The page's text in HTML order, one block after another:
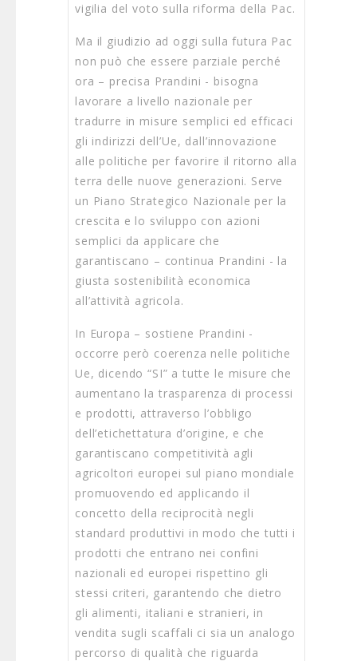
vigilia del voto sulla riforma della Pac.
Ma il giudizio ad oggi sulla futura Pac
non può che essere parziale perché
ora – precisa Prandini - bisogna
lavorare a livello nazionale per
tradurre in misure semplici ed efficaci
gli indirizzi dell’Ue, dall’innovazione
alle politiche per favorire il ritorno alla
terra delle nuove generazioni. Serve
un Piano Strategico Nazionale per la
crescita e lo sviluppo con azioni
semplici da applicare che
garantiscano – continua Prandini - la
giusta sostenibilità economica
all’attività agricola.
In Europa – sostiene Prandini -
occorre però coerenza nelle politiche
Ue, dicendo “SI” a tutte le misure che
aumentano la trasparenza di processi
e prodotti, attraverso l’obbligo
dell’etichettatura d’origine, e che
garantiscano competitività agli
agricoltori europei sul piano mondiale
promuovendo ed applicando il
concetto della reciprocità negli
standard produttivi in modo che tutti i
prodotti che entrano nei confini
nazionali ed europei rispettino gli
stessi criteri, garantendo che dietro
gli alimenti, italiani e stranieri, in
vendita sugli scaffali ci sia un analogo
percorso di qualità che riguarda